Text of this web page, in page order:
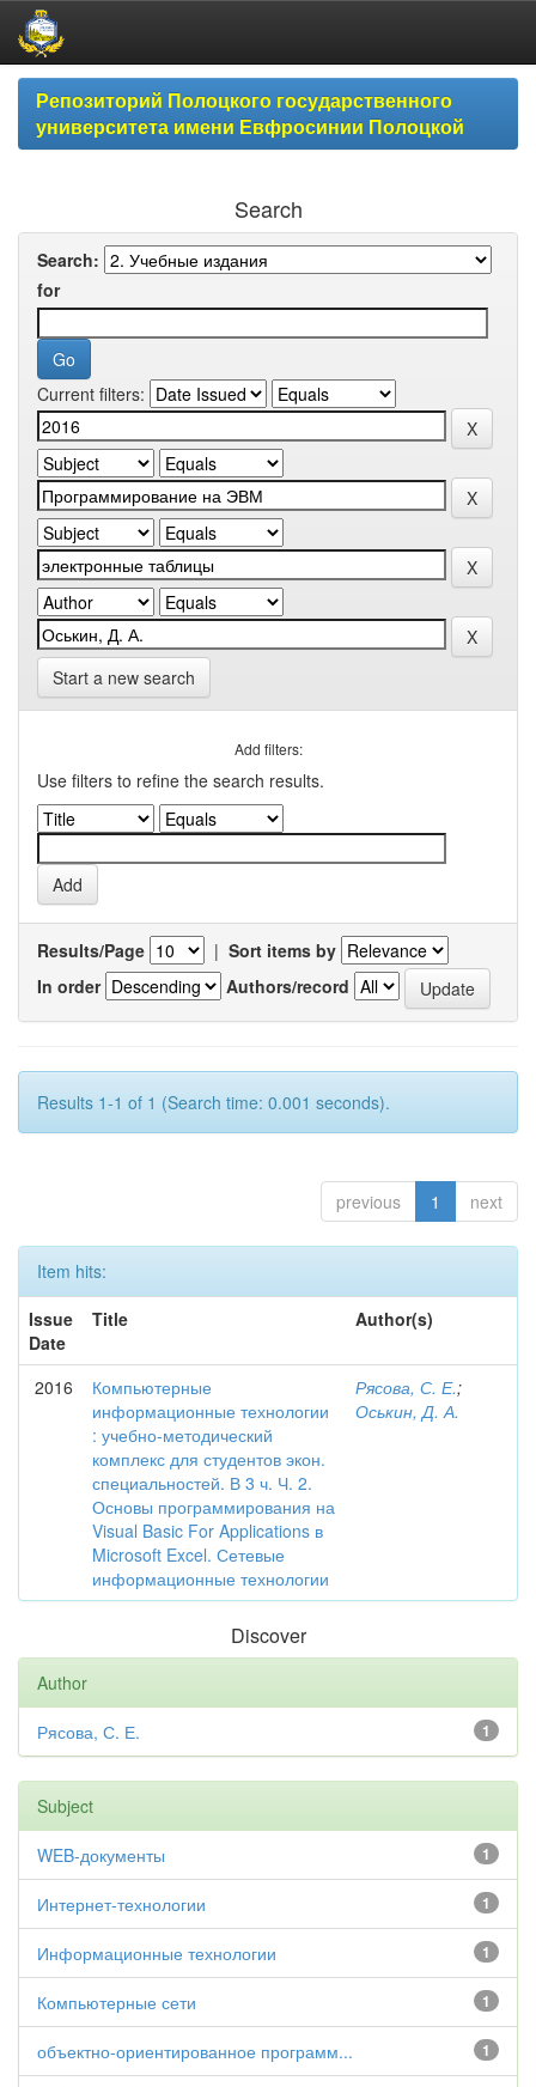
Skip
navigationРепозиторий Полоцкого государственного
университета имени Евфросинии Полоцкой
Search
Search:
for
Current filters:
Start a new search
Add filters:
Use filters to refine the search results.
Results/Page | Sort items by
In order
Authors/record
Results 1-1 of 1 (Search time: 0.001 seconds).
previous 1 next
Item hits:
Issue
Date
Title Author(s)
2016
Компьютерные
информационные технологии
: учебно-методический
комплекс для студентов экон.
специальностей. В 3 ч. Ч. 2.
Основы программирования на
Visual Basic For Applications в
Microsoft Excel. Сетевые
информационные технологии
Рясова, С. Е.;
Оськин, Д. А.
Discover
Author
1
Рясова, С. Е.
Subject
1
WEB-документы
1
Интернет-технологии
1
Информационные технологии
1
Компьютерные сети
1
объектно-ориентированное программ...